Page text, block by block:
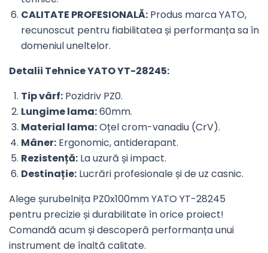
CALITATE PROFESIONALĂ: Produs marca YATO,
recunoscut pentru fiabilitatea și performanța sa în
domeniul uneltelor.
Detalii Tehnice YATO YT-28245:
Tip vârf: Pozidriv PZ0.
Lungime lama:60mm.
Material lama:Oțel crom-vanadiu (CrV).
Mâner: Ergonomic, antiderapant.
Rezistență: La uzură și impact.
Destinație: Lucrări profesionale și de uz casnic.
Alege șurubelnița PZ0x100mm YATO YT-28245
pentru precizie și durabilitate în orice proiect!
Comandă acum și descoperă performanța unui
instrument de înaltă calitate.